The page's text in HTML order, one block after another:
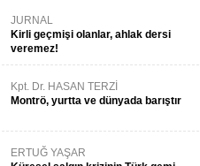
JURNAL
Kirli geçmişi olanlar, ahlak dersi
veremez!
Kpt. Dr. HASAN TERZİ
Montrö, yurtta ve dünyada barıştır
ERTUĞ YAŞAR